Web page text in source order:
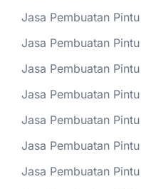
Jasa Pembuatan
Jasa Pembuatan
Jasa Pembuatan
Jasa Pembuatan
Jasa Pembuatan
Jasa Pembuatan
Jasa Pembuatan